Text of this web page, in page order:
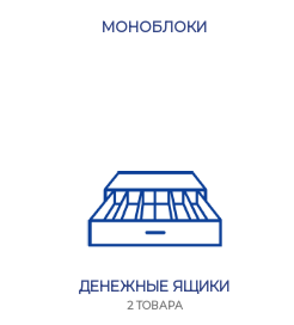
МОНОБЛОКИ
ДЕНЕЖНЫЕ ЯЩИКИ
2 ТОВАРА